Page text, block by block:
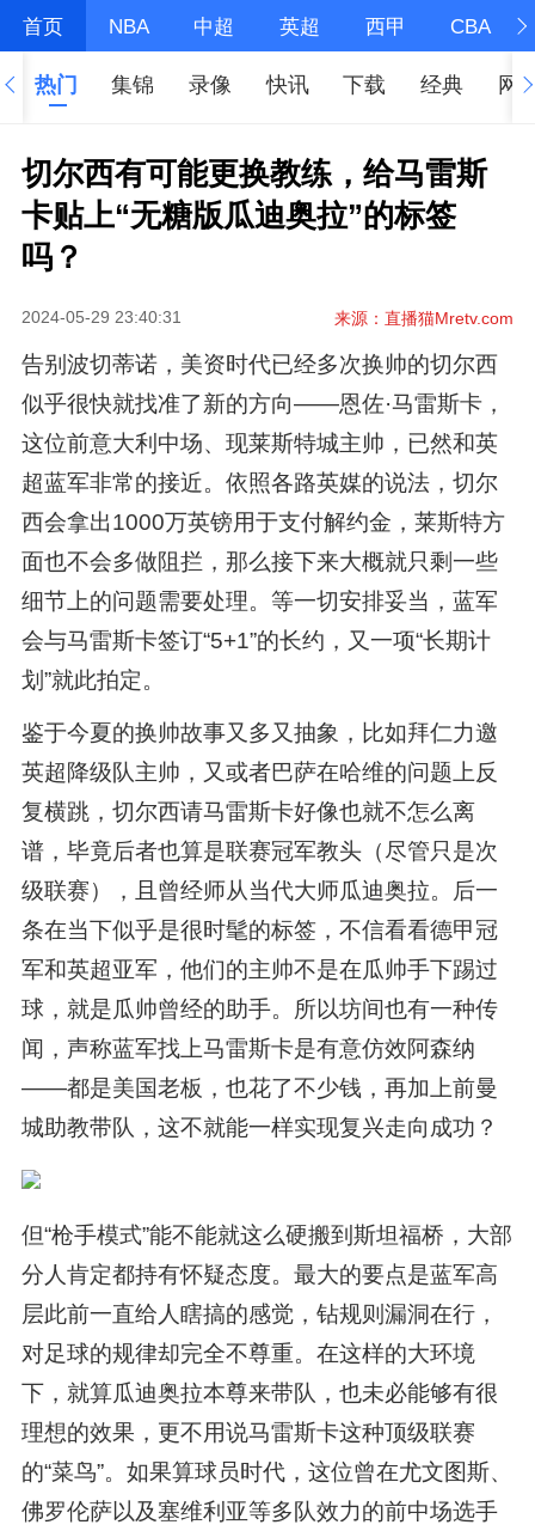
首页 NBA 中超 英超 西甲 CBA
热门 集锦 录像 快讯 下载 经典 网
切尔西有可能更换教练，给马雷斯
卡贴上“无糖版瓜迪奥拉”的标签
吗？
2024-05-29 23:40:31 来源：直播猫Mretv.com
告别波切蒂诺，美资时代已经多次换帅的切尔西
似乎很快就找准了新的方向——恩佐·马雷斯卡，
这位前意大利中场、现莱斯特城主帅，已然和英
超蓝军非常的接近。依照各路英媒的说法，切尔
西会拿出1000万英镑用于支付解约金，莱斯特方
面也不会多做阻拦，那么接下来大概就只剩一些
细节上的问题需要处理。等一切安排妥当，蓝军
会与马雷斯卡签订“5+1”的长约，又一项“长期计
划”就此拍定。
鉴于今夏的换帅故事又多又抽象，比如拜仁力邀
英超降级队主帅，又或者巴萨在哈维的问题上反
复横跳，切尔西请马雷斯卡好像也就不怎么离
谱，毕竟后者也算是联赛冠军教头（尽管只是次
级联赛），且曾经师从当代大师瓜迪奥拉。后一
条在当下似乎是很时髦的标签，不信看看德甲冠
军和英超亚军，他们的主帅不是在瓜帅手下踢过
球，就是瓜帅曾经的助手。所以坊间也有一种传
闻，声称蓝军找上马雷斯卡是有意仿效阿森纳
——都是美国老板，也花了不少钱，再加上前曼
城助教带队，这不就能一样实现复兴走向成功？
但“枪手模式”能不能就这么硬搬到斯坦福桥，大部
分人肯定都持有怀疑态度。最大的要点是蓝军高
层此前一直给人瞎搞的感觉，钻规则漏洞在行，
对足球的规律却完全不尊重。在这样的大环境
下，就算瓜迪奥拉本尊来带队，也未必能够有很
理想的效果，更不用说马雷斯卡这种顶级联赛
的“菜鸟”。如果算球员时代，这位曾在尤文图斯、
佛罗伦萨以及塞维利亚等多队效力的前中场选手